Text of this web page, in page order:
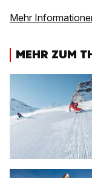
Mehr
MEHR ZUM